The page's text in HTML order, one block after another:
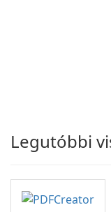
Legutóbbi